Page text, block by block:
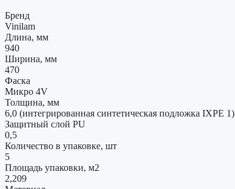
Бренд
Vinilam
Длина, мм
940
Ширина, мм
470
Фаска
Микро 4V
Толщина, мм
6,0 (интегрированная синтетическая подложка IXPE 1)
Защитный слой PU
0,5
Количество в упаковке, шт
5
Площадь упаковки, м2
2,209